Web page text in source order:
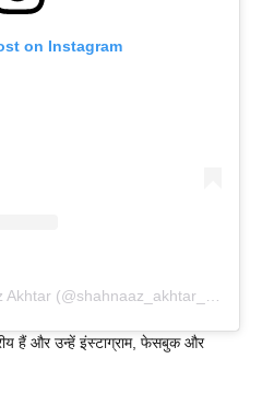
on Instagram
हैं और उन्हें इंस्टाग्राम, फेसबुक और